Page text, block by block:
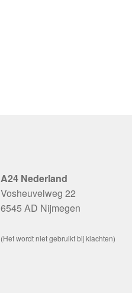
A24 Nederland
Vosheuvelweg 22
6545 AD Nijmegen
(Het wordt niet gebruikt bij klachten)